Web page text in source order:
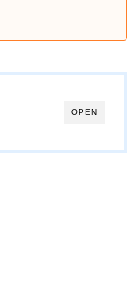
OPEN